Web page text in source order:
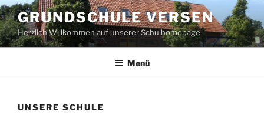
Zum
Inhalt
springen
GRUNDSCHULE VERSEN
Herzlich Willkommen auf unserer Schulhomepage
Menü
UNSERE SCHULE